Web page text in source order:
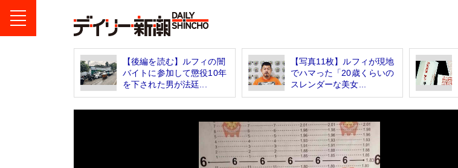
【後編を読む】ルフィの闇
バイトに参加して懲役10年
を下された男が法廷...
【写真11枚】ルフィが現地
でハマった「20歳くらいの
スレンダーな美女...